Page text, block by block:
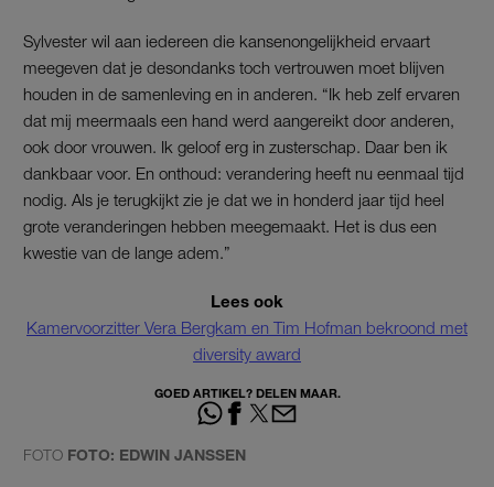
Sylvester wil aan iedereen die kansenongelijkheid ervaart
meegeven dat je desondanks toch vertrouwen moet blijven
houden in de samenleving en in anderen. “Ik heb zelf ervaren
dat mij meermaals een hand werd aangereikt door anderen,
ook door vrouwen. Ik geloof erg in zusterschap. Daar ben ik
dankbaar voor. En onthoud: verandering heeft nu eenmaal tijd
nodig. Als je terugkijkt zie je dat we in honderd jaar tijd heel
grote veranderingen hebben meegemaakt. Het is dus een
kwestie van de lange adem.”
Lees ook
Kamervoorzitter Vera Bergkam en Tim Hofman bekroond met
diversity award
GOED ARTIKEL? DELEN MAAR.
FOTO FOTO: EDWIN JANSSEN